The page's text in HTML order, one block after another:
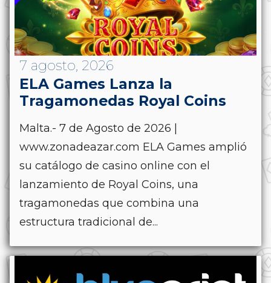
7 agosto, 2026
ELA Games Lanza la
Tragamonedas Royal Coins
Malta.- 7 de Agosto de 2026 |
www.zonadeazar.com ELA Games amplió
su catálogo de casino online con el
lanzamiento de Royal Coins, una
tragamonedas que combina una
estructura tradicional de...